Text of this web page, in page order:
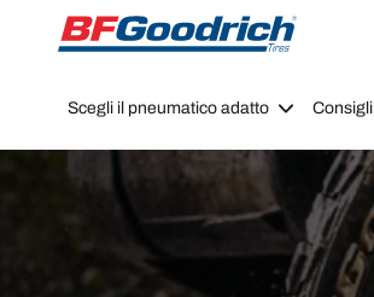
Go to page content
Go to page navigation
Scegli il pneumatico adatto Consigli